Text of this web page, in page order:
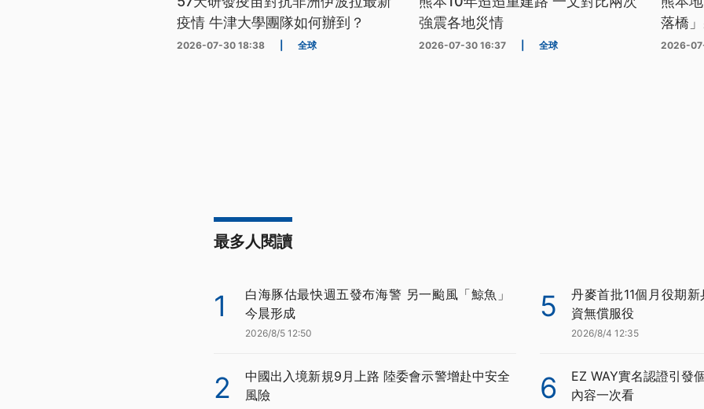
疫情 牛津大學團隊如何辦到？
2026-07-30 18:38 全球
強震各地災情
2026-07-30 16:37 全球
落橋
2026-
最多人閱讀
1
白海豚估最快週五發布海警 另一颱風「鯨魚」
今晨形成
2026/8/5 12:50
2
中國出入境新規9月上路 陸委會示警增赴中安全
風險
5
丹麥首批11個月役期
資無償服役
2026/8/4 12:35
6
EZ WAY實名認證引發
內容一次看